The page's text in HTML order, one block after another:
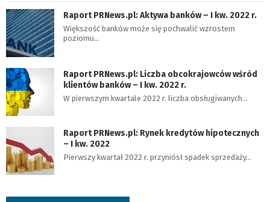
Raport PRNews.pl: Aktywa banków – I kw. 2022 r.
Większość banków może się pochwalić wzrostem
poziomu…
Raport PRNews.pl: Liczba obcokrajowców wśród
klientów banków – I kw. 2022 r.
W pierwszym kwartale 2022 r. liczba obsługiwanych…
Raport PRNews.pl: Rynek kredytów hipotecznych
– I kw. 2022
Pierwszy kwartał 2022 r. przyniósł spadek sprzedaży…